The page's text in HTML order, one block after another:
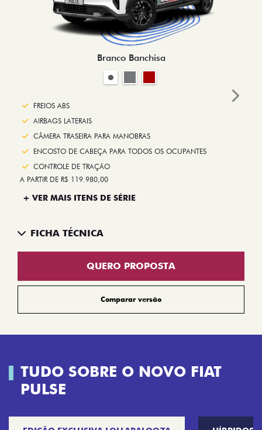
Branco Banchisa
FREIOS ABS
AIRBAGS LATERAIS
CÂMERA TRASEIRA PARA MANOBRAS
ENCOSTO DE CABEÇA PARA TODOS OS OCUPANTES
CONTROLE DE TRAÇÃO
A PARTIR DE R$ 119.980,00
+ VER MAIS ITENS DE SÉRIE
FICHA TÉCNICA
QUERO PROPOSTA
Comparar versão
Next
TUDO SOBRE O NOVO FIAT
PULSE